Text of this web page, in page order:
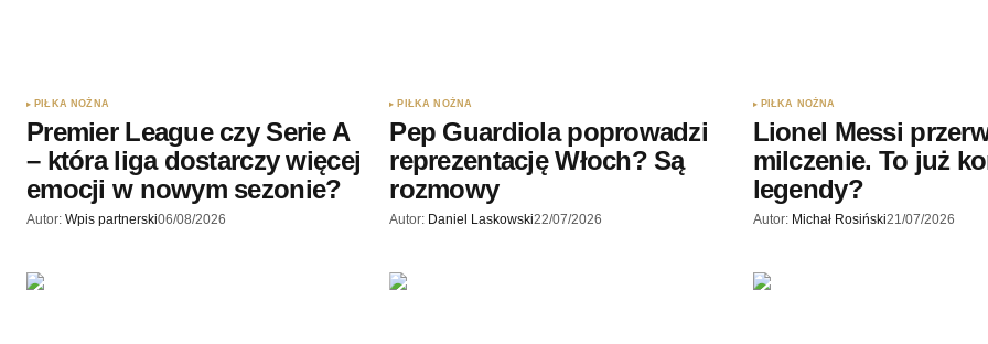
PIŁKA NOŻNA
Premier League czy Serie A
– która liga dostarczy więcej
emocji w nowym sezonie?
Autor: Wpis partnerski06/08/2026
PIŁKA NOŻNA
Pep Guardiola poprowadzi
reprezentację Włoch? Są
rozmowy
Autor: Daniel Laskowski22/07/2026
PIŁKA NOŻNA
Lionel Messi
milczenie. To już
legendy?
Autor: Michał Rosiński21/07/2026